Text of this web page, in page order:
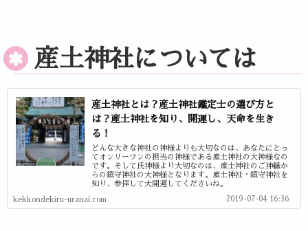
産土神社については
産土神社とは？産土神社鑑定士の選び方と
は？産土神社を知り、開運し、天命を生き
る！
どんな大きな神社の神様よりも大切なのは、あなたにとっ
てオンリーワンの担当の神様である産土神社の大神様なの
です。そして氏神様より大切なのは、産土神社のご神縁か
らの鎮守神社の大神様となります。産土神社・鎮守神社を
知り、参拝して大開運してくださいね。
kekkondekiru-uranai.com 2019-07-04 16:36